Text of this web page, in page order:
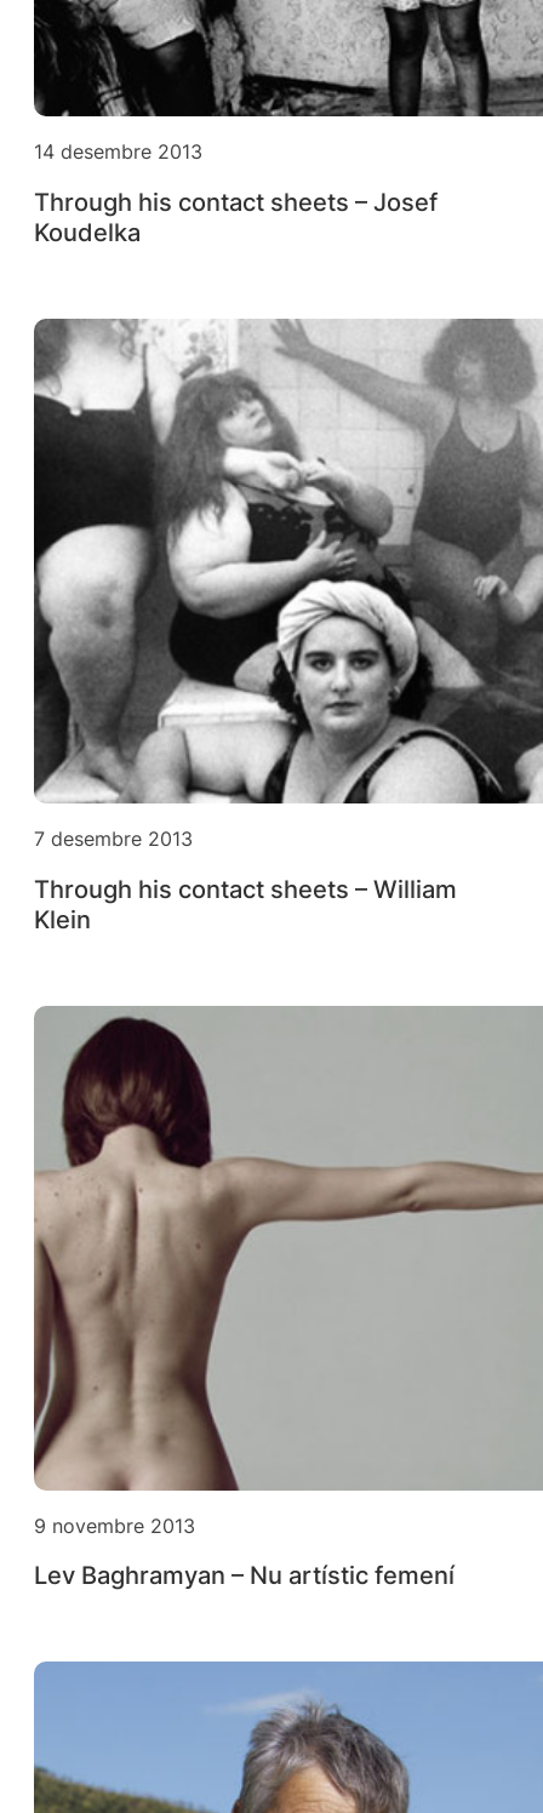
14 desembre 2013
Through his contact sheets – Josef
Koudelka
7 desembre 2013
Through his contact sheets – William
Klein
9 novembre 2013
Lev Baghramyan – Nu artístic femení